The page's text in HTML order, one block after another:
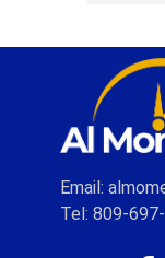
Email:
Tel: 809-